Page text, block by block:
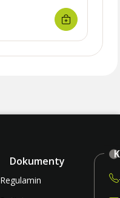
Dokumenty
Regulamin